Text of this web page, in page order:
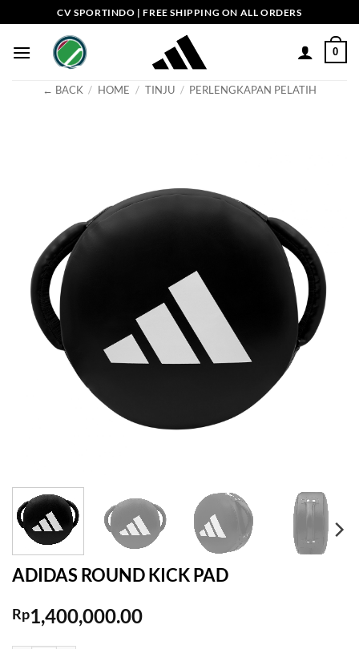
to
content
CV SPORTINDO | FREE SHIPPING ON ALL ORDERS
0
← BACK / HOME / TINJU / PERLENGKAPAN PELATIH
ADIDAS ROUND KICK PAD
Rp1,400,000.00